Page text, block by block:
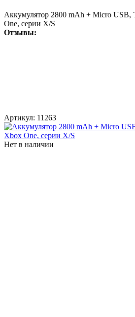
Аккумулятор 2800 mAh + Micro USB,
One, серии X/S
Отзывы:
Артикул: 11263
Нет в наличии